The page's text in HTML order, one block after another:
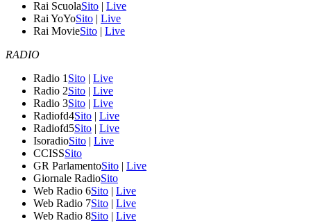
Rai ScuolaSito | Live
Rai YoYoSito | Live
Rai MovieSito | Live
RADIO
Radio 1 Sito | Live
Radio 2Sito | Live
Radio 3Sito | Live
Radiofd4Sito | Live
Radiofd5Sito | Live
IsoradioSito | Live
CCISSSito
GR ParlamentoSito | Live
Giornale RadioSito
Web Radio 6Sito | Live
Web Radio 7Sito | Live
Web Radio 8Sito | Live